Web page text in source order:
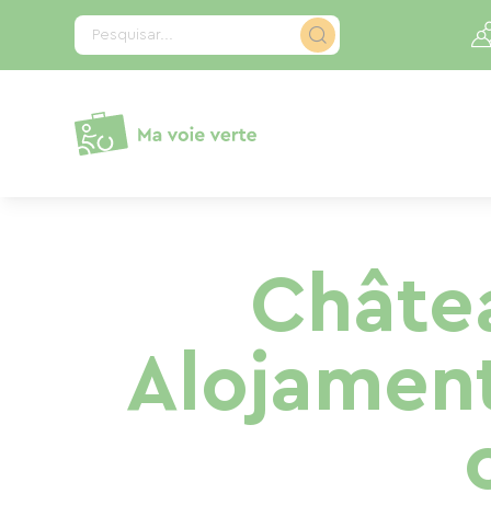
Pesquisar...
Painel de Gerenciamento de Cookies